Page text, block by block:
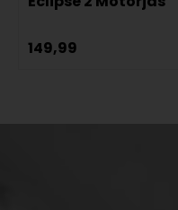
149,99